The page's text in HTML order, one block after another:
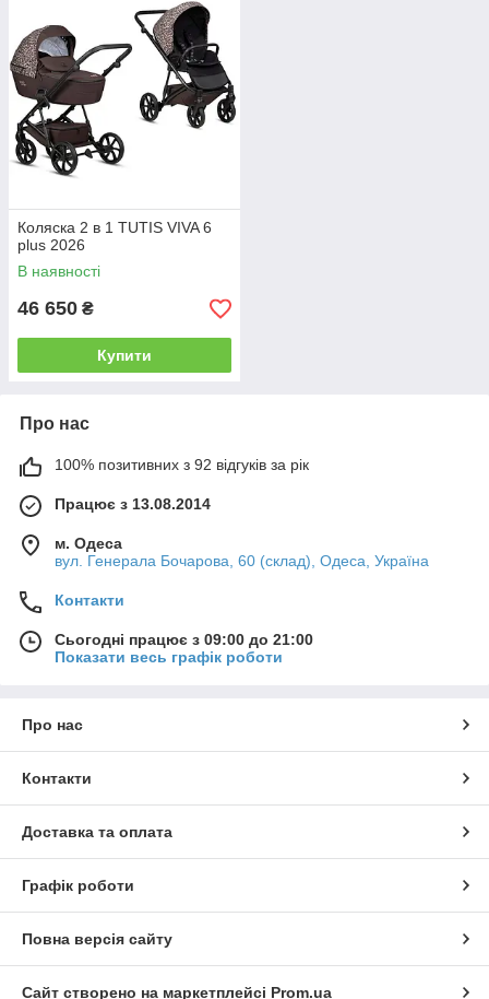
Коляска 2 в 1 TUTIS VIVA 6
plus 2026
В наявності
46 650 ₴
Купити
Про нас
100% позитивних з 92 відгуків за рік
Працює з 13.08.2014
м. Одеса
вул. Генерала Бочарова, 60 (склад), Одеса, Україна
Контакти
Сьогодні працює з 09:00 до 21:00
Показати весь графік роботи
Про нас
Контакти
Доставка та оплата
Графік роботи
Повна версія сайту
Сайт створено на маркетплейсі Prom.ua